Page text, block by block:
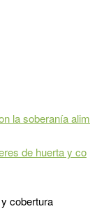
la soberanía alim
de huerta y co
cobertura